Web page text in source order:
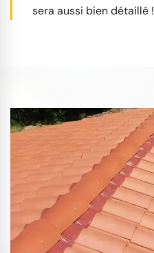
sera aussi bien détaillé !